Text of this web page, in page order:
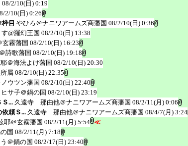
08/2/10(日) 0:19
2/10(日) 0:26
目 やひろ＠ナニワアームズ商藩国 08/2/10(日) 0:36
@羅幻王国 08/2/10(日) 13:38
玄霧藩国 08/2/10(日) 16:23
詩歌藩国 08/2/10(日) 19:18
＠海法よけ藩国 08/2/10(日) 20:30
属08/2/10(日) 22:35
ウツン藩国 08/2/10(日) 22:40
サ子＠鍋の国 08/2/10(日) 23:19
... 久遠寺 那由他＠ナニワアームズ商藩国 08/2/11(月) 0:06
頼Ｓ... 久遠寺 那由他＠ナニワアームズ商藩国 08/4/7(月) 3:24
耶＠玄霧藩国 08/2/11(月) 5:54 ≪
国 08/2/11(月) 7:18
＠鍋の国 08/2/17(日) 23:40